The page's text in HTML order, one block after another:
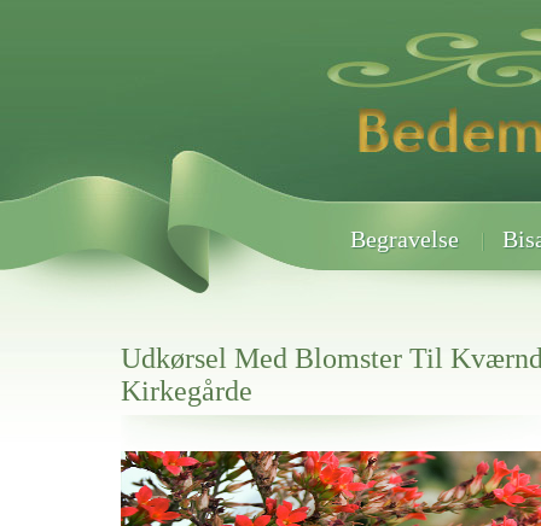
Begravelse
Udkørsel Med Blomster Til
Kirkegårde
Her hos os får du altid en god afslutning når det gælder
Udkørsel Med Blomster Til Kværndrup Kirkegårde
vi hjælper i alle faser af begravelsel